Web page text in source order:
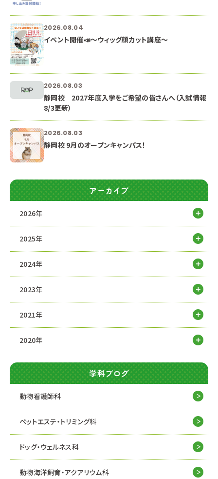
2026.08.04
イベント開催📣～ウィッグ顔カット講座～
2026.08.03
静岡校 2027年度入学をご希望の皆さんへ（入試情報
8/3更新）
2026.08.03
静岡校 9月のオープンキャンパス！
アーカイブ
2026年
2025年
2024年
2023年
2021年
2020年
学科ブログ
動物看護師科
ペットエステ・トリミング科
ドッグ・ウェルネス科
動物海洋飼育・アクアリウム科